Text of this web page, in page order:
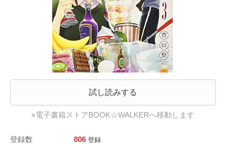
試し読みする
※電子書籍ストアBOOK☆WALKERへ移動します
登録数 806 登録